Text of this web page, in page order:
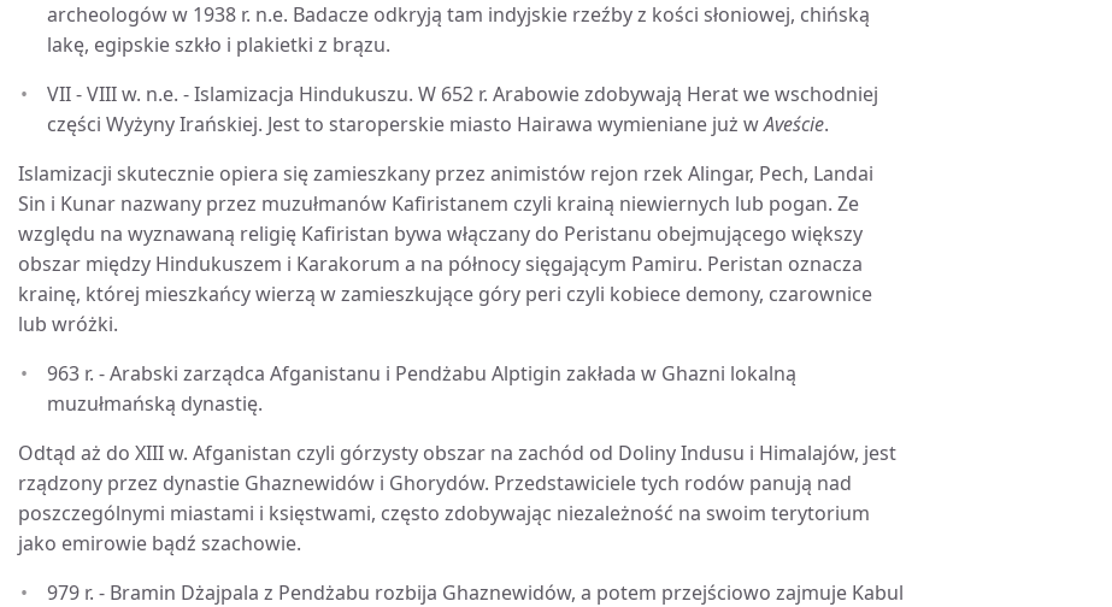
archeologów w 1938 r. n.e. Badacze odkryją tam indyjskie rzeźby z kości słoniowej, chińską
lakę, egipskie szkło i plakietki z brązu.
VII - VIII w. n.e. - Islamizacja Hindukuszu. W 652 r. Arabowie zdobywają Herat we wschodniej
części Wyżyny Irańskiej. Jest to staroperskie miasto Hairawa wymieniane już wAveście.
Islamizacji skutecznie opiera się zamieszkany przez animistów rejon rzek Alingar, Pech, Landai
Sin i Kunar nazwany przez muzułmanów Kafiristanem czyli krainą niewiernych lub pogan. Ze
względu na wyznawaną religię Kafiristan bywa włączany do Peristanu obejmującego większy
obszar między Hindukuszem i Karakorum a na północy sięgającym Pamiru. Peristan oznacza
krainę, której mieszkańcy wierzą w zamieszkujące góry peri czyli kobiece demony, czarownice
lub wróżki.
963 r. - Arabski zarządca Afganistanu i Pendżabu Alptigin zakłada w Ghazni lokalną
muzułmańską dynastię.
Odtąd aż do XIII w. Afganistan czyli górzysty obszar na zachód od Doliny Indusu i Himalajów, jest
rządzony przez dynastie Ghaznewidów i Ghorydów. Przedstawiciele tych rodów panują nad
poszczególnymi miastami i księstwami, często zdobywając niezależność na swoim terytorium
jako emirowie bądź szachowie.
979 r. - Bramin Dżajpala z Pendżabu rozbija Ghaznewidów, a potem przejściowo zajmuje Kabul